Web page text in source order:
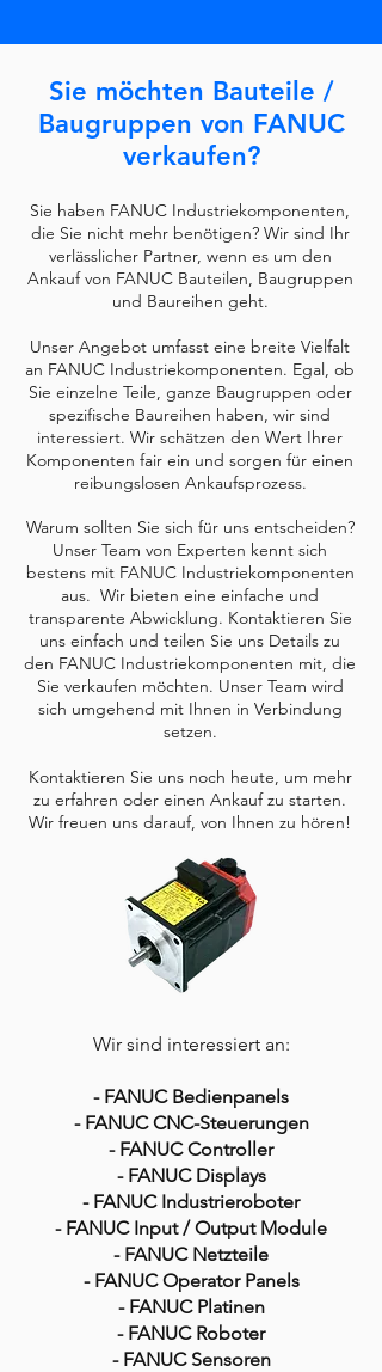
Sie möchten Bauteile /
Baugruppen von FANUC
verkaufen?
Sie haben FANUC Industriekomponenten,
die Sie nicht mehr benötigen? Wir sind Ihr
verlässlicher Partner, wenn es um den
Ankauf von FANUC Bauteilen, Baugruppen
und Baureihen geht.
Unser Angebot umfasst eine breite Vielfalt
an FANUC Industriekomponenten. Egal, ob
Sie einzelne Teile, ganze Baugruppen oder
spezifische Baureihen haben, wir sind
interessiert. Wir schätzen den Wert Ihrer
Komponenten fair ein und sorgen für einen
reibungslosen Ankaufsprozess.
Warum sollten Sie sich für uns entscheiden?
Unser Team von Experten kennt sich
bestens mit FANUC Industriekomponenten
aus. Wir bieten eine einfache und
transparente Abwicklung. Kontaktieren Sie
uns einfach und teilen Sie uns Details zu
den FANUC Industriekomponenten mit, die
Sie verkaufen möchten. Unser Team wird
sich umgehend mit Ihnen in Verbindung
setzen.
Kontaktieren Sie uns noch heute, um mehr
zu erfahren oder einen Ankauf zu starten.
Wir freuen uns darauf, von Ihnen zu hören!
Wir sind interessiert an:
- FANUC Bedienpanels
- FANUC CNC-Steuerungen
- FANUC Controller
- FANUC Displays
- FANUC Industrieroboter
- FANUC Input / Output Module
- FANUC Netzteile
- FANUC Operator Panels
- FANUC Platinen
- FANUC Roboter
- FANUC Sensoren